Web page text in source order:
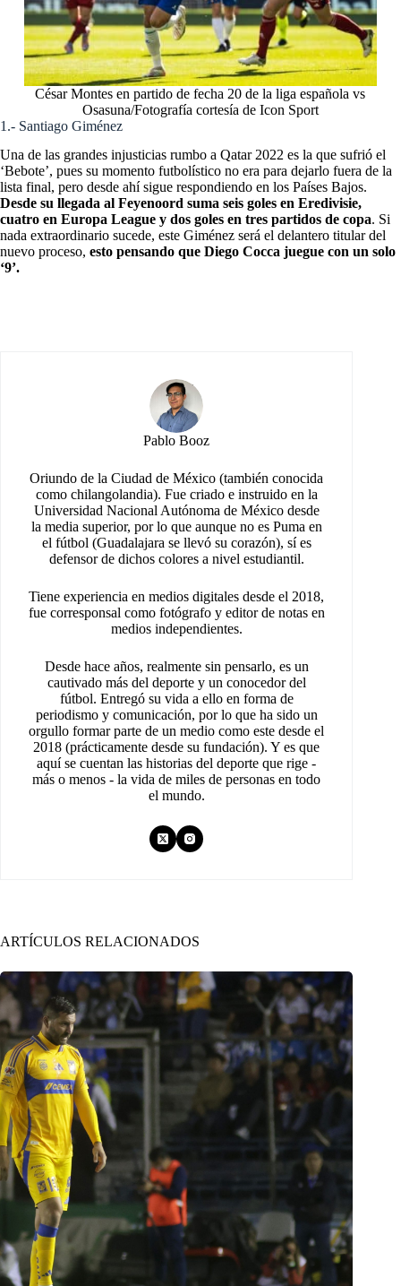
César Montes en partido de fecha 20 de la liga española vs
Osasuna/Fotografía cortesía de Icon Sport
1.- Santiago Giménez
Una de las grandes injusticias rumbo a Qatar 2022 es la que sufrió el
‘Bebote’, pues su momento futbolístico no era para dejarlo fuera de la
lista final, pero desde ahí sigue respondiendo en los Países Bajos.
Desde su llegada al Feyenoord suma seis goles en Eredivisie,
cuatro en Europa League y dos goles en tres partidos de copa. Si
nada extraordinario sucede, este Giménez será el delantero titular del
nuevo proceso, esto pensando que Diego Cocca juegue con un solo
‘9’.
Pablo Booz
Oriundo de la Ciudad de México (también conocida
como chilangolandia). Fue criado e instruido en la
Universidad Nacional Autónoma de México desde
la media superior, por lo que aunque no es Puma en
el fútbol (Guadalajara se llevó su corazón), sí es
defensor de dichos colores a nivel estudiantil.
Tiene experiencia en medios digitales desde el 2018,
fue corresponsal como fotógrafo y editor de notas en
medios independientes.
Desde hace años, realmente sin pensarlo, es un
cautivado más del deporte y un conocedor del
fútbol. Entregó su vida a ello en forma de
periodismo y comunicación, por lo que ha sido un
orgullo formar parte de un medio como este desde el
2018 (prácticamente desde su fundación). Y es que
aquí se cuentan las historias del deporte que rige -
más o menos - la vida de miles de personas en todo
el mundo.
ARTÍCULOS RELACIONADOS